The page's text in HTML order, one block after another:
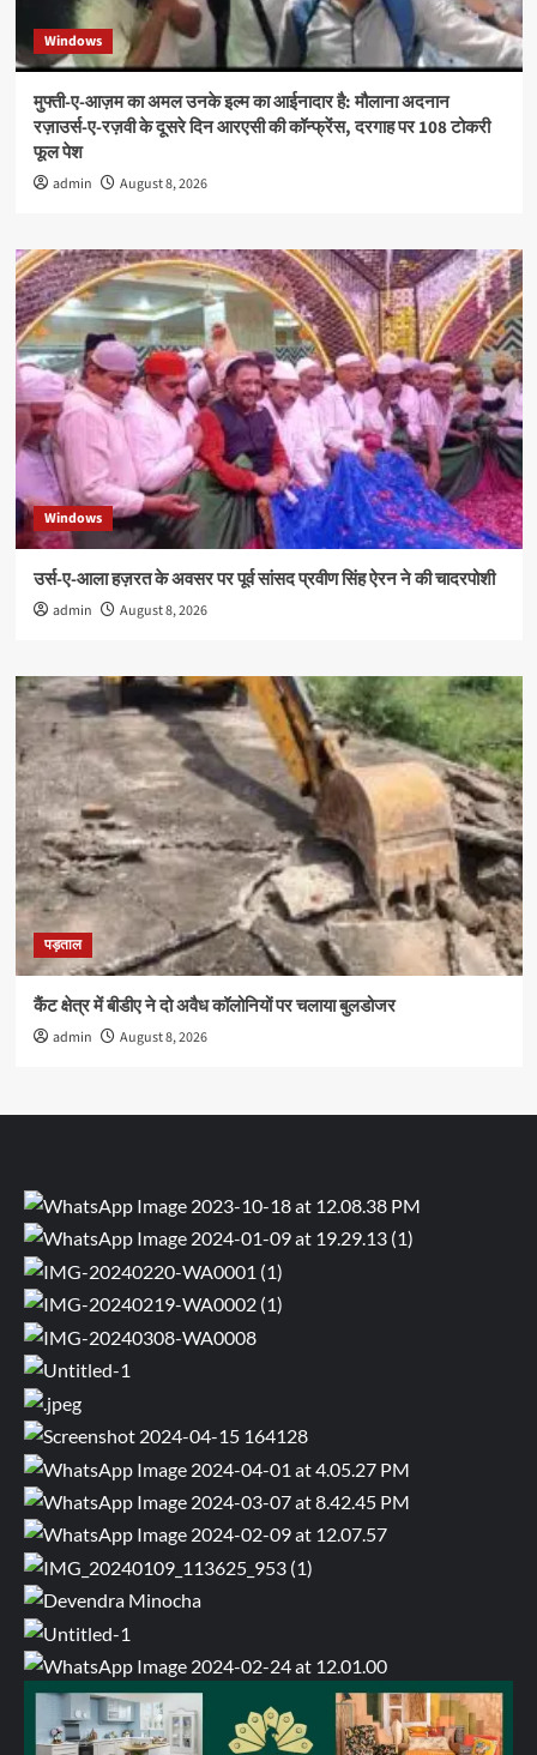
Windows
मुफ्ती-ए-आज़म का अमल उनके इल्म का आईनादार है: मौलाना अदनान
रज़ाउर्स-ए-रज़वी के दूसरे दिन आरएसी की कॉन्फ्रेंस, दरगाह पर 108 टोकरी
फूल पेश
admin August 8, 2026
Windows
उर्स-ए-आला हज़रत के अवसर पर पूर्व सांसद प्रवीण सिंह ऐरन ने की चादरपोशी
admin August 8, 2026
पड़ताल
कैंट क्षेत्र में बीडीए ने दो अवैध कॉलोनियों पर चलाया बुलडोजर
admin August 8, 2026